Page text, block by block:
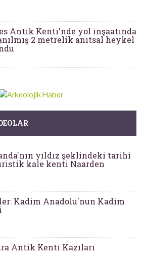
Antik Kenti'nde yol inşaatında
2 metrelik anıtsal heykel
yıldız şeklindeki tarihi
kale kenti Naarden
Kadim Anadolu'nun Kadim
Antik Kenti Kazıları